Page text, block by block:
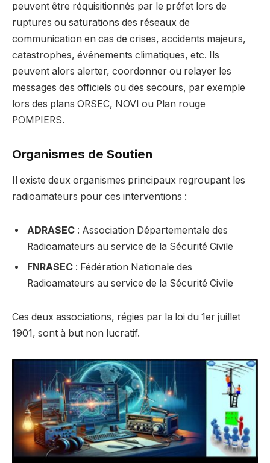
peuvent être réquisitionnés par le préfet lors de
ruptures ou saturations des réseaux de
communication en cas de crises, accidents majeurs,
catastrophes, événements climatiques, etc. Ils
peuvent alors alerter, coordonner ou relayer les
messages des officiels ou des secours, par exemple
lors des plans ORSEC, NOVI ou Plan rouge
POMPIERS.
Organismes de Soutien
Il existe deux organismes principaux regroupant les
radioamateurs pour ces interventions :
ADRASEC : Association Départementale des
Radioamateurs au service de la Sécurité Civile
FNRASEC : Fédération Nationale des
Radioamateurs au service de la Sécurité Civile
Ces deux associations, régies par la loi du 1er juillet
1901, sont à but non lucratif.